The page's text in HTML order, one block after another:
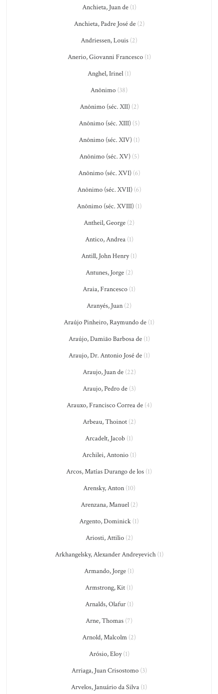
Anchieta, Juan de(1)
Anchieta, Padre José de(2)
Andriessen, Louis (2)
Anerio, Giovanni Francesco(1)
Anghel, Irinel(1)
Anônimo (38)
Anônimo (séc. XII)(2)
Anônimo (séc. XIII)(5)
Anônimo (séc. XIV)(1)
Anônimo (séc. XV)(5)
Anônimo (séc. XVI)(6)
Anônimo (séc. XVII)(6)
Anônimo (séc. XVIII)(1)
Antheil, George (2)
Antico, Andrea(1)
Antill, John Henry(1)
Antunes, Jorge(2)
Araia, Francesco (1)
Aranyés, Juan (2)
Araújo Pinheiro, Raymundo de (1)
Araújo, Damião Barbosa de(1)
Araujo, Dr. Antonio José de(1)
Araujo, Juan de(22)
Araujo, Pedro de(3)
Arauxo, Francisco Correa de(4)
Arbeau, Thoinot(2)
Arcadelt, Jacob (1)
Archilei, Antonio(1)
Arcos, Matías Durango de los (1)
Arensky, Anton(10)
Arenzana, Manuel(2)
Argento, Dominick (1)
Ariosti, Attilio(2)
Arkhangelsky, Alexander Andreyevich(1)
Armando, Jorge (1)
Armstrong, Kit (1)
Arnalds, Olafur(1)
Arne, Thomas (7)
Arnold, Malcolm (2)
Arósio, Eloy(1)
Arriaga, Juan Crisostomo(3)
Arvelos, Januário da Silva (1)